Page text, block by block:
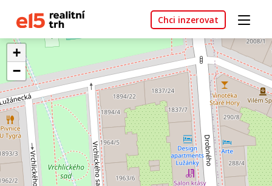
Chci inzerovat
+
−